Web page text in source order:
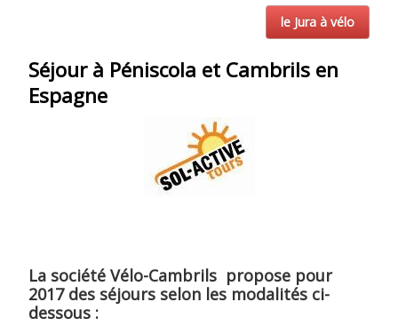
le Jura à vélo
Séjour à Péniscola et Cambrils en
Espagne
La société Vélo-Cambrils propose pour
2017 des séjours selon les modalités ci-
dessous :